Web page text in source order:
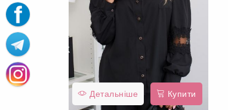
Детальніше Купити